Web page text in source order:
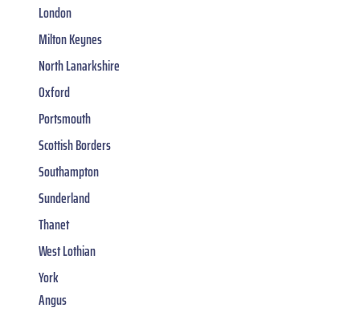
London
Milton Keynes
North Lanarkshire
Oxford
Portsmouth
Scottish Borders
Southampton
Sunderland
Thanet
West Lothian
York
Angus